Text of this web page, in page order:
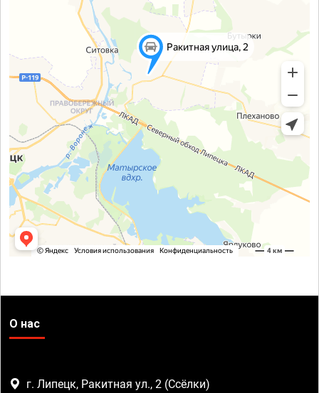
О нас
г. Липецк, Ракитная ул., 2 (Ссёлки)